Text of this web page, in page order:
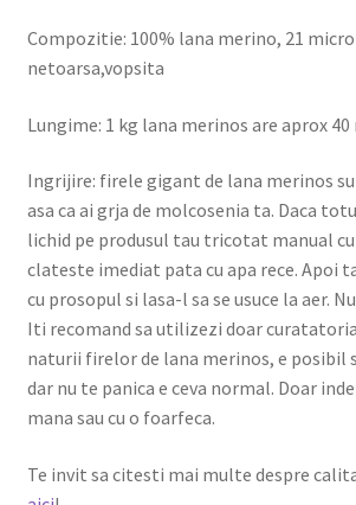
Compozitie: 100% lana merino, 21
netoarsa,vopsita
Lungime: 1 kg lana merinos are aprox 40
Ingrijire: firele gigant de lana merinos
asa ca ai grja de molcosenia ta. Daca
lichid pe produsul tau tricotat manual
clateste imediat pata cu apa rece. Apoi
cu prosopul si lasa-l sa se usuce la aer.
Iti recomand sa utilizezi doar
naturii firelor de lana merinos, e posibil
dar nu te panica e ceva normal. Doar
mana sau cu o foarfeca.
Te invit sa citesti mai multe despre